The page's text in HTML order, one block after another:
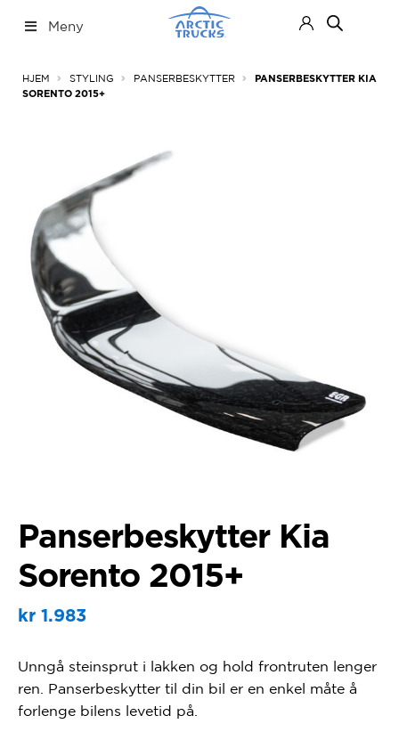
til
til
Meny
ut
HJEM STYLING PANSERBESKYTTER
PANSERBESKYTTER KIA
SORENTO 2015+
Panserbeskytter Kia
Sorento 2015+
kr1.983
Unngå steinsprut i lakken og hold frontruten lenger
ren. Panserbeskytter til din bil er en enkel måte å
forlenge bilens levetid på.